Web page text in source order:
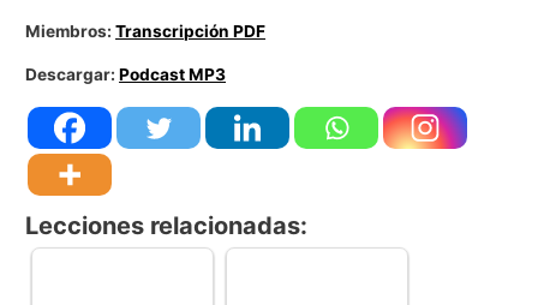
Miembros:Transcripción PDF
Descargar:Podcast MP3
Lecciones relacionadas: